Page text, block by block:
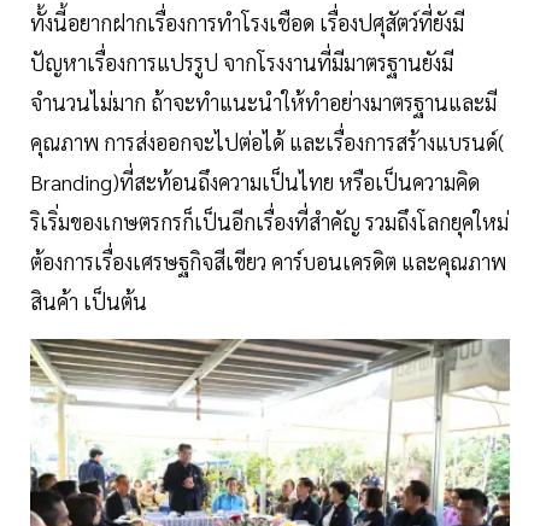
ทั้งนี้อยากฝากเรื่องการทำโรงเชือด เรื่องปศุสัตว์ที่ยังมี
ปัญหาเรื่องการแปรรูป จากโรงงานที่มีมาตรฐานยังมี
จำนวนไม่มาก ถ้าจะทำแนะนำให้ทำอย่างมาตรฐานและมี
คุณภาพ การส่งออกจะไปต่อได้ และเรื่องการสร้างแบรนด์(
Branding)ที่สะท้อนถึงความเป็นไทย หรือเป็นความคิด
ริเริ่มของเกษตรกรก็เป็นอีกเรื่องที่สำคัญ รวมถึงโลกยุคใหม่
ต้องการเรื่องเศรษฐกิจสีเขียว คาร์บอนเครดิต และคุณภาพ
สินค้า เป็นต้น